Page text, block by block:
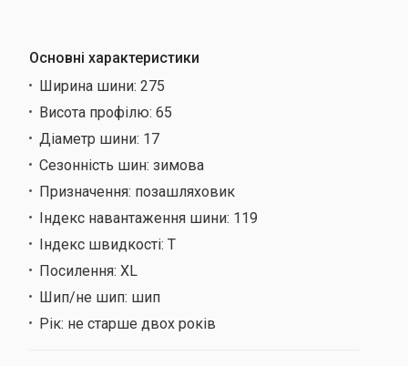
Основні характеристики
Ширина шини: 275
Висота профілю: 65
Діаметр шини: 17
Сезонність шин: зимова
Призначення: позашляховик
Індекс навантаження шини: 119
Індекс швидкості: T
Посилення: XL
Шип/не шип: шип
Рік: не старше двох років